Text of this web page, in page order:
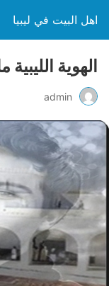
اهل البيت في ليبيا
الهوية
admin